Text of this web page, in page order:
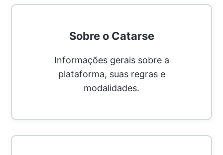
Categorias
Sobre o Catarse
Informações gerais sobre a
plataforma, suas regras e
modalidades.